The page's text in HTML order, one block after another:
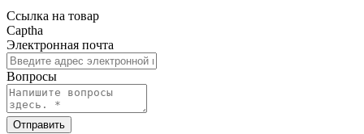
Ссылка на товар
Captha
Электронная почта
Вопросы
Отправить